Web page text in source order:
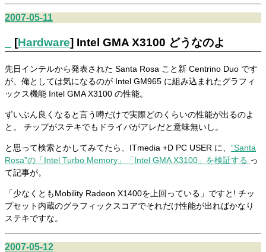
2007-05-11
[Hardware] Intel GMA X3100 どうなのよ
先日インテルから発表された Santa Rosa こと新 Centrino Duo です
が、俺としては気になるのが Intel GM965 に組み込まれたグラフィ
ックス機能 Intel GMA X3100 の性能。
ずいぶん良くなると言う噂だけで実際どのくらいの性能が出るのよ
と。 チップがステキでもドライバがアレだと意味無いし。
と思って検索とかしてみてたら、ITmedia +D PC USER に、 “Santa
Rosa”の「Intel Turbo Memory」「Intel GMA X3100」を検証する っ
て記事が。
「少なくともMobility Radeon X1400を上回っている」ですと! チッ
プセット内蔵のグラフィックスコアでそれだけ性能が出ればかなり
ステキですな。
2007-05-12